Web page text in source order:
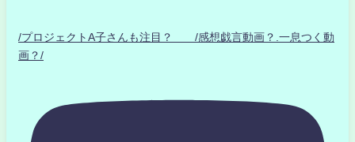
/プロジェクトA子さんも注目？ /感想戯言動画？.一息つく動
画？/